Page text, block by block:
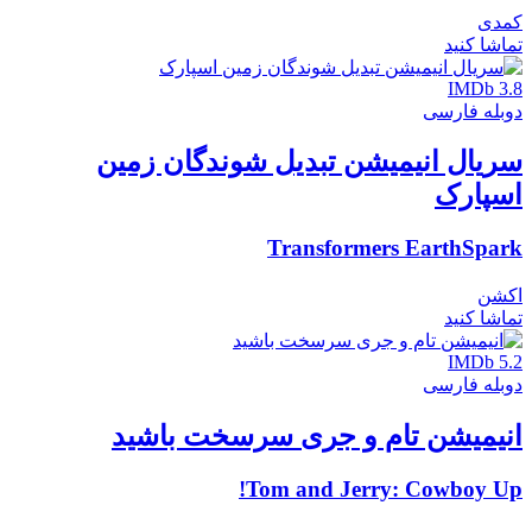
کمدی
تماشا کنید
IMDb 3.8
دوبله فارسی
سریال انیمیشن تبدیل شوندگان زمین
اسپارک
Transformers EarthSpark
اکشن
تماشا کنید
IMDb 5.2
دوبله فارسی
انیمیشن تام و جری سرسخت باشید
Tom and Jerry: Cowboy Up!